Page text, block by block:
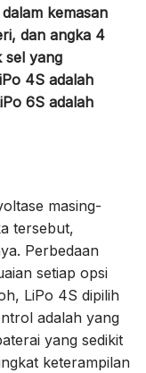
kemasan
dan angka 4
sel yang
4S adalah
6S adalah
masing-
tersebut,
Perbedaan
setiap opsi
LiPo 4S dipilih
adalah yang
yang sedikit
keterampilan